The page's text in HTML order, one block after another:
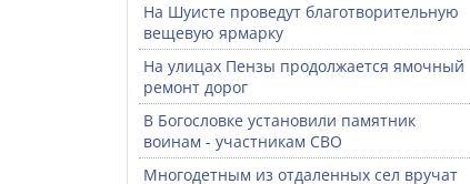
На Шуисте проведут благотворительную
вещевую ярмарку
На улицах Пензы продолжается ямочный
ремонт дорог
В Богословке установили памятник
воинам - участникам СВО
Многодетным из отдаленных сел вручат